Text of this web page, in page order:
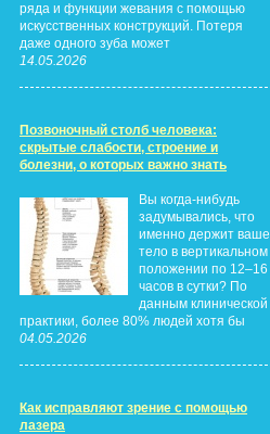
ряда и функции жевания с помощью
искусственных конструкций. Потеря
даже одного зуба может
14.05.2026
Позвоночный столб человека:
скрытые слабости, строение и
болезни, о которых важно знать
Вы когда-нибудь
задумывались, что
именно держит ваше
тело в вертикальном
положении по 12–16
часов в сутки? По
данным клинической
практики, более 80% людей хотя бы
04.05.2026
Как исправляют зрение с помощью
лазера